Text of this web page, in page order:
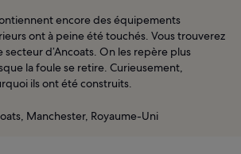
encore des équipements
ont à peine été touchés. Vous trouverez
secteur d’Ancoats. On les repère plus
la foule se retire. Curieusement,
ils ont été construits.
Manchester, Royaume-Uni